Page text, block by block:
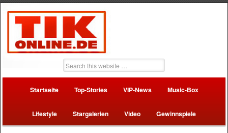
Startseite Top-Stories VIP-News Music-Box
Lifestyle Stargalerien Video Gewinnspiele